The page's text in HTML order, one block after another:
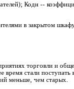
Кодн --
в закрытом
торговли и
стали поступать
меньше, чем старых.